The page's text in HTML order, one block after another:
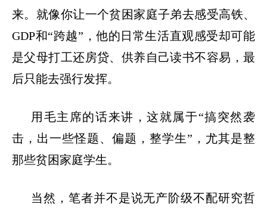
来。就像你让一个贫困家庭子弟去感受高铁、
GDP和“跨越” ，他的日常生活直观感受却可能
是父母打工还房贷、供养自己读书不容易，最
后只能去强行发挥。
用毛主席的话来讲，这就属于“搞突然袭
击，出一些怪题、偏题，整学生” ，尤其是整
那些贫困家庭学生。
当然，笔者并不是说无产阶级不配研究哲